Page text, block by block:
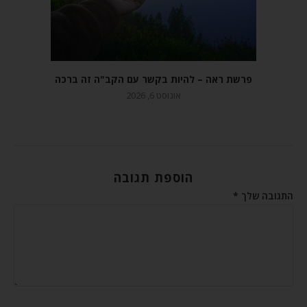
פרשת ראה – להיות בקשר עם הקב"ה זה ברכה
אוגוסט 6, 2026
הוספת תגובה
התגובה שלך *